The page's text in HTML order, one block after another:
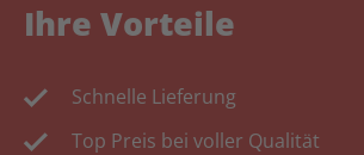
Ihre Vorteile
Schnelle Lieferung
Top Preis bei voller Qualität